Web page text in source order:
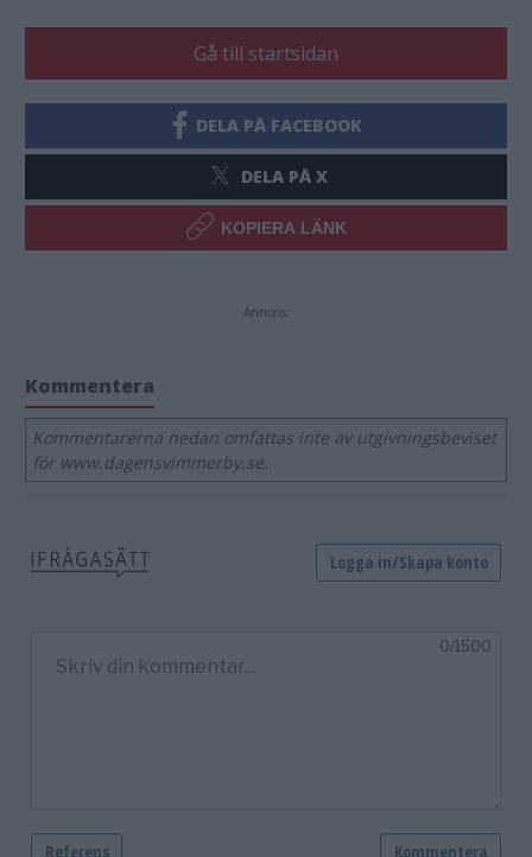
Gå till startsidan
DELA PÅ FACEBOOK
DELA PÅ X
KOPIERA LÄNK
Annons:
Kommentera
Kommentarerna nedan omfattas inte av utgivningsbeviset
för www.dagensvimmerby.se.